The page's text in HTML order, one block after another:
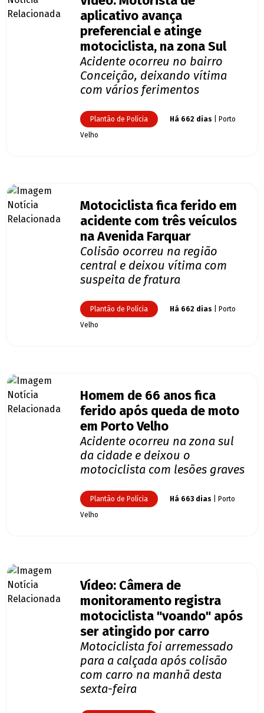
aplicativo avança
preferencial e atinge
motociclista, na zona Sul
Acidente ocorreu no bairro
Conceição, deixando vítima
com vários ferimentos
Plantão de Polícia Há 662 dias | Porto
Velho
Motociclista fica ferido em
acidente com três veículos
na Avenida Farquar
Colisão ocorreu na região
central e deixou vítima com
suspeita de fratura
Plantão de Polícia Há 662 dias | Porto
Velho
Homem de 66 anos fica
ferido após queda de moto
em Porto Velho
Acidente ocorreu na zona sul
da cidade e deixou o
motociclista com lesões graves
Plantão de Polícia Há 663 dias | Porto
Velho
Vídeo: Câmera de
monitoramento registra
motociclista "voando" após
ser atingido por carro
Motociclista foi arremessado
para a calçada após colisão
com carro na manhã desta
sexta-feira